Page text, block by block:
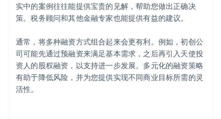
实中的案例往往能提供宝贵的见解，帮助您做出正确决
策。税务顾问和其他金融专家也能提供有益的建议。
通常，将多种融资方式组合起来会更有利。例如，初创公
司可能先通过预融资来满足基本需求，之后再引入天使投
资人的股权融资，以支持进一步发展。多元化的融资策略
有助于降低风险，并为您提供实现不同商业目标所需的灵
活性。